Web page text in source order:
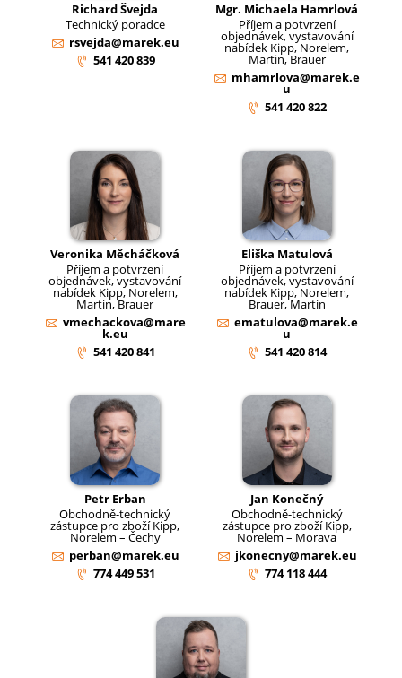
Richard Švejda
Technický poradce
rsvejda@marek.eu
541 420 839
Mgr. Michaela Hamrlová
Příjem a potvrzení
objednávek, vystavování
nabídek Kipp, Norelem,
Martin, Brauer
mhamrlova@marek.e
u
541 420 822
Veronika Měcháčková
Příjem a potvrzení
objednávek, vystavování
nabídek Kipp, Norelem,
Martin, Brauer
vmechackova@mare
k.eu
541 420 841
Eliška Matulová
Příjem a potvrzení
objednávek, vystavování
nabídek Kipp, Norelem,
Brauer, Martin
ematulova@marek.e
u
541 420 814
Petr Erban
Obchodně-technický
zástupce pro zboží Kipp,
Norelem – Čechy
perban@marek.eu
774 449 531
Jan Konečný
Obchodně-technický
zástupce pro zboží Kipp,
Norelem – Morava
jkonecny@marek.eu
774 118 444